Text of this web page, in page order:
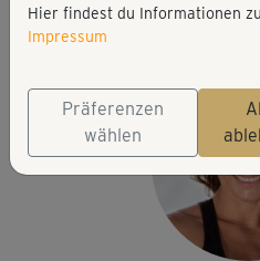
2 Wasserflaschen oder
trinken
Hier findest du Informationen zu
Impressum
Präferenzen
wählen